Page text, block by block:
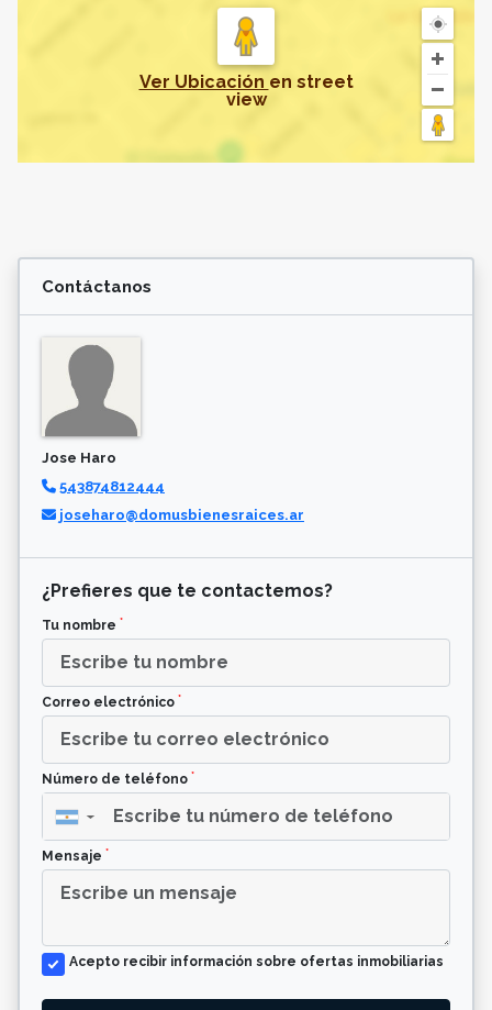
Ver Ubicación en street
view
Contáctanos
Jose Haro
543874812444
joseharo@domusbienesraices.ar
¿Prefieres que te contactemos?
Tu nombre *
Correo electrónico *
Número de teléfono *
▼
Mensaje *
Acepto recibir información sobre ofertas inmobiliarias